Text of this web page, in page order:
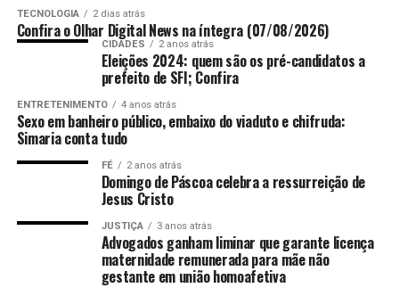
Endereço: Rodovia Otovarino Duarte Santos, Km 02,
Parque Washington.
Telefone: (27) 3767-7954
Informações à Imprensa:
Assessoria de Comunicação da Sesa
ANÚNCIO
do estado.
Comunicação ALES Por Redação web Ales,
com informações da assessoria de imprensa e
edição deNicolle Expósito
Costa/Arquivo Ales
ANÚNCIO
TECNOLOGIA 2 dias atrás
Confira o Olhar Digital News na íntegra (07/08/2026)
CIDADES 2 anos atrás
Eleições 2024: quem são os pré-candidatos a
prefeito de SFI; Confira
ENTRETENIMENTO 4 anos atrás
Sexo em banheiro público, embaixo do viaduto e chifruda:
Simaria conta tudo
FÉ 2 anos atrás
Domingo de Páscoa celebra a ressurreição de
Jesus Cristo
JUSTIÇA 3 anos atrás
Advogados ganham liminar que garante licença
maternidade remunerada para mãe não
gestante em união homoafetiva